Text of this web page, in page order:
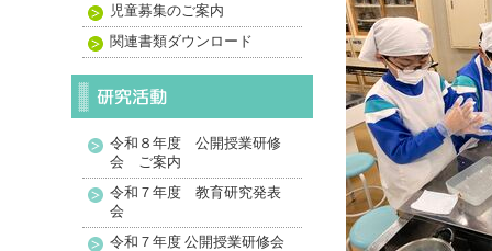
児童募集のご案内
関連書類ダウンロード
令和８年度 公開授業研修
会 ご案内
令和７年度 教育研究発表
会
令和７年度 公開授業研修会